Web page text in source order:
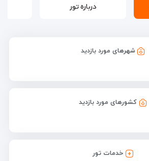
درباره تور
شهرهای مورد بازدید
کشورهای مورد بازدید
خدمات تور